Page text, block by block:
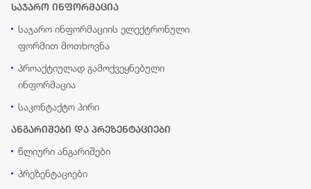
საჯარო ინფორმაცია
საჯარო ინფორმაციის ელექტრონული
ფორმით მოთხოვნა
პროაქტიულად გამოქვეყნებული
ინფორმაცია
საკონტაქტო პირი
ანგარიშები და პრეზენტაციები
წლიური ანგარიშები
პრეზენტაციები